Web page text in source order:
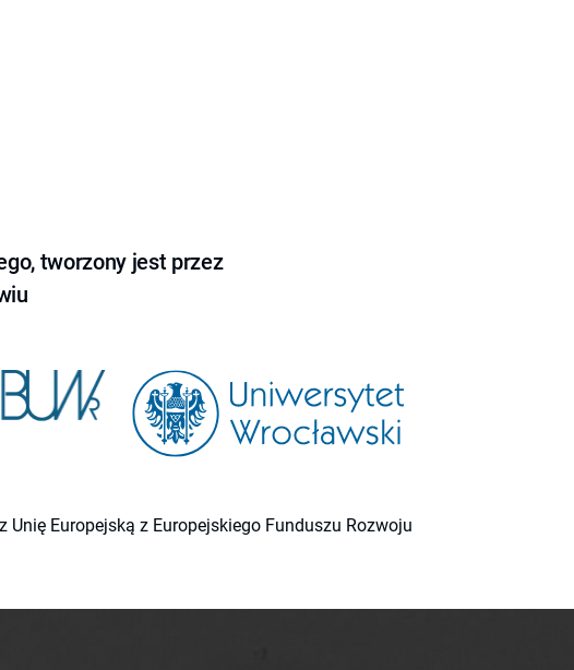
tworzony jest przez
Europejską z Europejskiego Funduszu Rozwoju